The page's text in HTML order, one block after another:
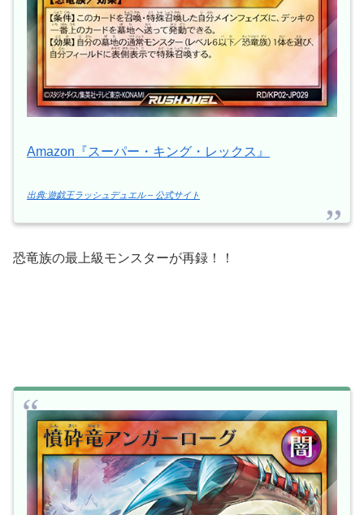
Amazon『スーパー・キング・レックス』
出典:遊戯王ラッシュデュエル – 公式サイト
恐竜族の最上級モンスターが再録！！